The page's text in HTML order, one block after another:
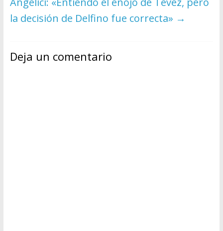
la decisión de Delfino fue correcta» →
Deja un comentario